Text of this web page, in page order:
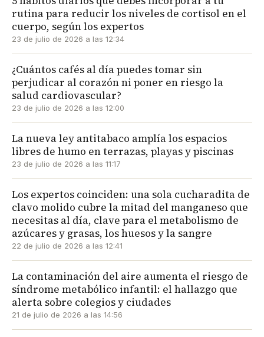
rutina para reducir los niveles de cortisol en el
cuerpo, según los expertos
23 de julio de 2026 a las 12:34
¿Cuántos cafés al día puedes tomar sin
perjudicar al corazón ni poner en riesgo la
salud cardiovascular?
23 de julio de 2026 a las 12:00
La nueva ley antitabaco amplía los espacios
libres de humo en terrazas, playas y piscinas
23 de julio de 2026 a las 11:17
Los expertos coinciden: una sola cucharadita de
clavo molido cubre la mitad del manganeso que
necesitas al día, clave para el metabolismo de
azúcares y grasas, los huesos y la sangre
22 de julio de 2026 a las 12:41
La contaminación del aire aumenta el riesgo de
síndrome metabólico infantil: el hallazgo que
alerta sobre colegios y ciudades
21 de julio de 2026 a las 14:56